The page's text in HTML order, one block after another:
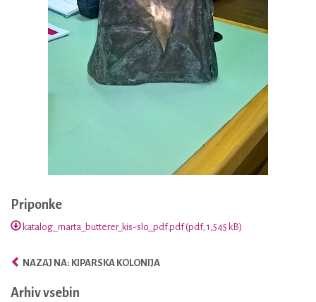
Priponke
katalog_marta_butterer_kis-slo_pdf.pdf (pdf; 1,545 kB)
NAZAJ NA: KIPARSKA KOLONIJA
Arhiv vsebin